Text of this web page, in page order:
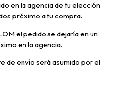
en la agencia de tu elección
próximo a tu compra.
el pedido se dejaría en un
en la agencia.
de envío será asumido por el